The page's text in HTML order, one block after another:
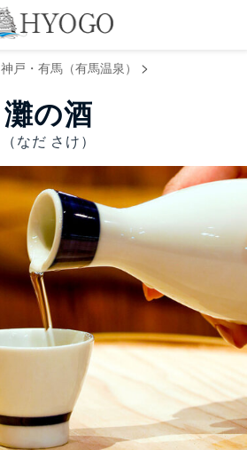
神戸・有馬（有馬温泉） >
灘の酒
（なだ さけ）